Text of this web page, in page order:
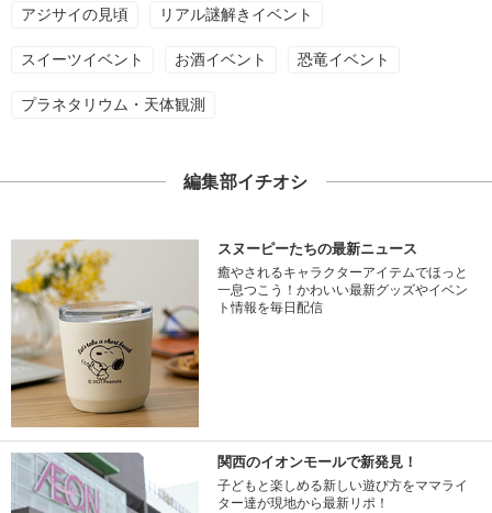
アジサイの見頃 リアル謎解きイベント
スイーツイベント お酒イベント 恐竜イベント
プラネタリウム・天体観測
編集部イチオシ
スヌーピーたちの最新ニュース
癒やされるキャラクターアイテムでほっと
一息つこう！かわいい最新グッズやイベン
ト情報を毎日配信
関西のイオンモールで新発見！
子どもと楽しめる新しい遊び方をママライ
ター達が現地から最新リポ！